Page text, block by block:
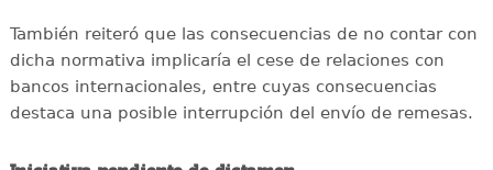
También reiteró que las consecuencias de no contar con
dicha normativa implicaría el cese de relaciones con
bancos internacionales, entre cuyas consecuencias
destaca una posible interrupción del envío de remesas.